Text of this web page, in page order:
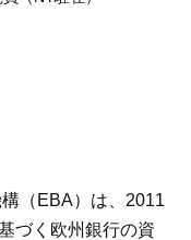
（EBA）は、2011
づく欧州銀行の資